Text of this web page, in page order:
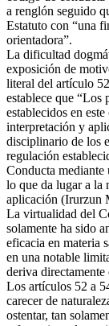
a renglón seguido
Estatuto con “una
orientadora”.
La dificultad
exposición de
literal del artículo
establece que “Los
establecidos en
interpretación y
disciplinario de los
regulación
Conducta mediante
lo que da lugar a la
aplicación (Irurzun
La virtualidad del
solamente ha sido
eficacia en materia
en una notable
deriva
Los artículos 52 a
carecer de
ostentar, tan